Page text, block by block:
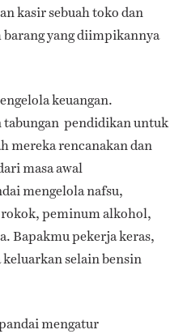
kasir sebuah toko dan
yang diimpikannya
keuangan.
tabungan pendidikan untuk
mereka rencanakan dan
masa awal
mengelola nafsu,
peminum alkohol,
Bapakmu pekerja keras,
keluarkan selain bensin
mengatur